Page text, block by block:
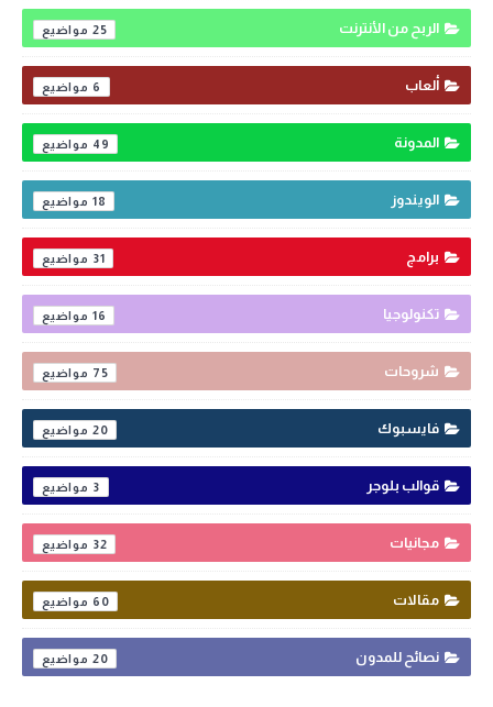
الربح من الأنترنت 25
ألعاب 6
المدونة 49
الويندوز 18
برامج 31
تكنولوجيا 16
شروحات 75
فايسبوك 20
قوالب بلوجر 3
مجانيات 32
مقالات 60
نصائح للمدون 20